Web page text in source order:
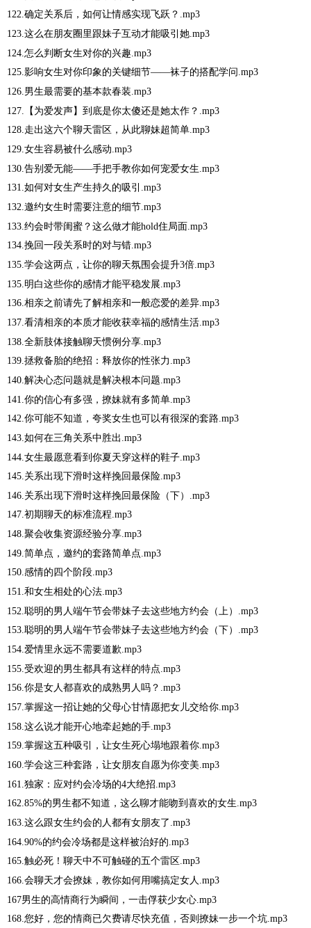
122.确定关系后，如何让情感实现飞跃？.mp3
123.这么在朋友圈里跟妹子互动才能吸引她.mp3
124.怎么判断女生对你的兴趣.mp3
125.影响女生对你印象的关键细节——袜子的搭配学问.mp3
126.男生最需要的基本款春装.mp3
127.【为爱发声】到底是你太傻还是她太作？.mp3
128.走出这六个聊天雷区，从此聊妹超简单.mp3
129.女生容易被什么感动.mp3
130.告别爱无能——手把手教你如何宠爱女生.mp3
131.如何对女生产生持久的吸引.mp3
132.邀约女生时需要注意的细节.mp3
133.约会时带闺蜜？这么做才能hold住局面.mp3
134.挽回一段关系时的对与错.mp3
135.学会这两点，让你的聊天氛围会提升3倍.mp3
135.明白这些你的感情才能平稳发展.mp3
136.相亲之前请先了解相亲和一般恋爱的差异.mp3
137.看清相亲的本质才能收获幸福的感情生活.mp3
138.全新肢体接触聊天惯例分享.mp3
139.拯救备胎的绝招：释放你的性张力.mp3
140.解决心态问题就是解决根本问题.mp3
141.你的信心有多强，撩妹就有多简单.mp3
142.你可能不知道，夸奖女生也可以有很深的套路.mp3
143.如何在三角关系中胜出.mp3
144.女生最愿意看到你夏天穿这样的鞋子.mp3
145.关系出现下滑时这样挽回最保险.mp3
146.关系出现下滑时这样挽回最保险（下）.mp3
147.初期聊天的标准流程.mp3
148.聚会收集资源经验分享.mp3
149.简单点，邀约的套路简单点.mp3
150.感情的四个阶段.mp3
151.和女生相处的心法.mp3
152.聪明的男人端午节会带妹子去这些地方约会（上）.mp3
153.聪明的男人端午节会带妹子去这些地方约会（下）.mp3
154.爱情里永远不需要道歉.mp3
155.受欢迎的男生都具有这样的特点.mp3
156.你是女人都喜欢的成熟男人吗？.mp3
157.掌握这一招让她的父母心甘情愿把女儿交给你.mp3
158.这么说才能开心地牵起她的手.mp3
159.掌握这五种吸引，让女生死心塌地跟着你.mp3
160.学会这三种套路，让女朋友自愿为你变美.mp3
161.独家：应对约会冷场的4大绝招.mp3
162.85%的男生都不知道，这么聊才能吻到喜欢的女生.mp3
163.这么跟女生约会的人都有女朋友了.mp3
164.90%的约会冷场都是这样被治好的.mp3
165.触必死！聊天中不可触碰的五个雷区.mp3
166.会聊天才会撩妹，教你如何用嘴搞定女人.mp3
167男生的高情商行为瞬间，一击俘获少女心.mp3
168.您好，您的情商已欠费请尽快充值，否则撩妹一步一个坑.mp3